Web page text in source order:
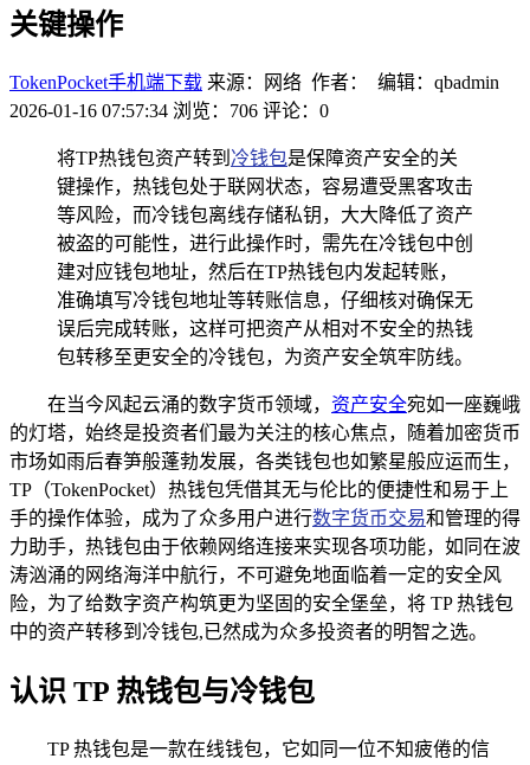
关键操作
TokenPocket手机端下载 来源：网络 作者： 编辑：qbadmin
2026-01-16 07:57:34 浏览：706 评论：0
将TP热钱包资产转到 冷钱包是保障资产安全的关
键操作，热钱包处于联网状态，容易遭受黑客攻击
等风险，而冷钱包离线存储私钥，大大降低了资产
被盗的可能性，进行此操作时，需先在冷钱包中创
建对应钱包地址，然后在TP热钱包内发起转账，
准确填写冷钱包地址等转账信息，仔细核对确保无
误后完成转账，这样可把资产从相对不安全的热钱
包转移至更安全的冷钱包，为资产安全筑牢防线。
在当今风起云涌的数字货币领域， 资产安全宛如一座巍峨
的灯塔，始终是投资者们最为关注的核心焦点，随着加密货币
市场如雨后春笋般蓬勃发展，各类钱包也如繁星般应运而生，
TP（TokenPocket）热钱包凭借其无与伦比的便捷性和易于上
手的操作体验，成为了众多用户进行数字货币交易和管理的得
力助手，热钱包由于依赖网络连接来实现各项功能，如同在波
涛汹涌的网络海洋中航行，不可避免地面临着一定的安全风
险，为了给数字资产构筑更为坚固的安全堡垒，将 TP 热钱包
中的资产转移到冷钱包,已然成为众多投资者的明智之选。
认识 TP 热钱包与冷钱包
TP 热钱包是一款在线钱包，它如同一位不知疲倦的信